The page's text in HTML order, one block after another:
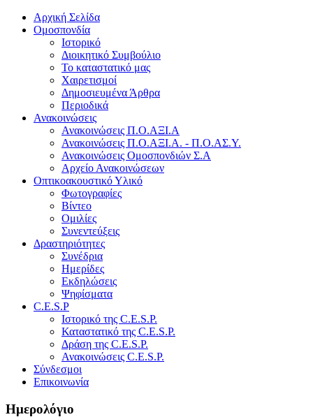
Αρχική Σελίδα
Ομοσπονδία
Ιστορικό
Διοικητικό Συμβούλιο
Το καταστατικό μας
Χαιρετισμοί
Δημοσιευμένα Άρθρα
Περιοδικά
Ανακοινώσεις
Ανακοινώσεις Π.Ο.ΑΞΙ.Α
Ανακοινώσεις Π.Ο.ΑΞΙ.Α. - Π.Ο.ΑΣ.Υ.
Ανακοινώσεις Ομοσπονδιών Σ.Α
Αρχείο Ανακοινώσεων
Οπτικοακουστικό Υλικό
Φωτογραφίες
Βίντεο
Ομιλίες
Συνεντεύξεις
Δραστηριότητες
Συνέδρια
Ημερίδες
Εκδηλώσεις
Ψηφίσματα
C.E.S.P
Ιστορικό της C.E.S.P.
Καταστατικό της C.E.S.P.
Δράση της C.E.S.P.
Ανακοινώσεις C.E.S.P.
Σύνδεσμοι
Επικοινωνία
Ημερολόγιο